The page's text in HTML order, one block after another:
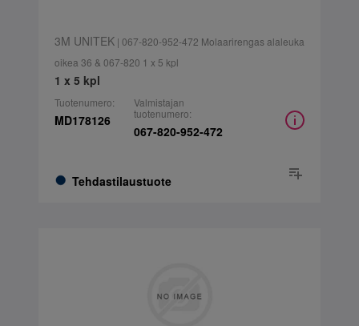
3M UNITEK| 067-820-952-472 Molaarirengas alaleuka
oikea 36 & 067-820 1 x 5 kpl
1 x 5 kpl
Tuotenumero:
MD178126
Tehdastilaustuote
Valmistajan
tuotenumero:
067-820-952-472